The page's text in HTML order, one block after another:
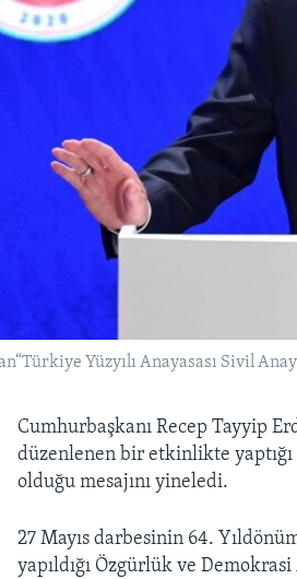
Yüzyılı Anayasası Sivil
Cumhurbaşkanı Recep Tayyip
düzenlenen bir etkinlikte
olduğu mesajını yineledi.
27 Mayıs darbesinin 64.
yapıldığı Özgürlük ve